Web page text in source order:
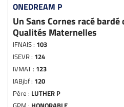
ONEDREAM P
Un Sans Cornes racé bardé
Qualités Maternelles
IFNAIS : 103
ISEVR : 124
IVMAT : 123
IABjbf : 120
Père : LUTHER P